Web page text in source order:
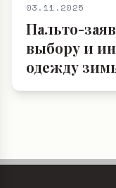
03.11.2025
Пальто-
выбору и
одежду